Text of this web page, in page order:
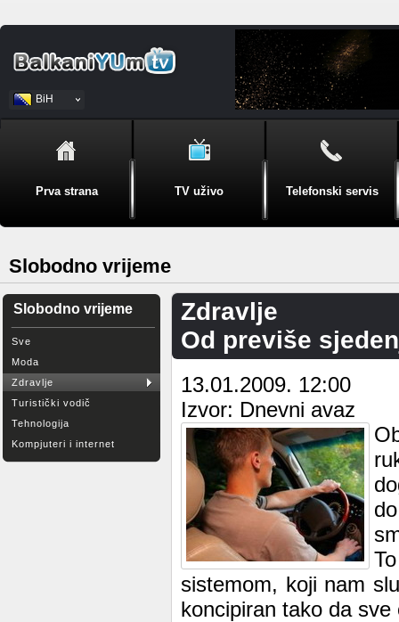
BiH
Srpski
Prva strana TV uživo Telefonski servis
Slobodno vrijeme
Slobodno vrijeme
Sve
Moda
Zdravlje
Turistički vodič
Tehnologija
Kompjuteri i internet
Zdravlje
Od previše
13.01.2009. 12:00
Izvor: Dnevni avaz
sistemom, koji nam
koncipiran tako da